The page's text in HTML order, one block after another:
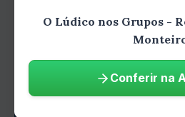
Gostou do
O Lúdico nos Grupos -
Conferir na